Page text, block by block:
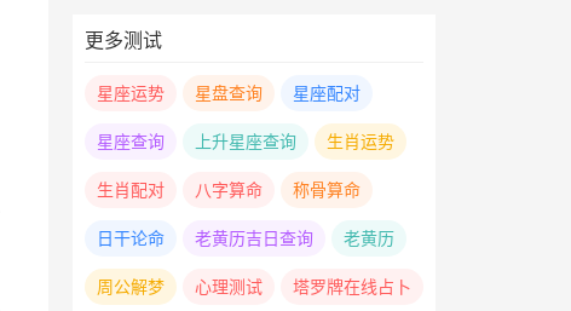
更多测试
星座运势 星盘查询 星座配对
星座查询 上升星座查询 生肖运势
生肖配对 八字算命 称骨算命
日干论命 老黄历吉日查询 老黄历
周公解梦 心理测试 塔罗牌在线占卜